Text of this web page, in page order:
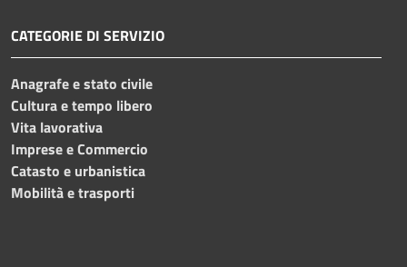
CATEGORIE DI SERVIZIO
Anagrafe e stato civile
Cultura e tempo libero
Vita lavorativa
Imprese e Commercio
Catasto e urbanistica
Mobilità e trasporti